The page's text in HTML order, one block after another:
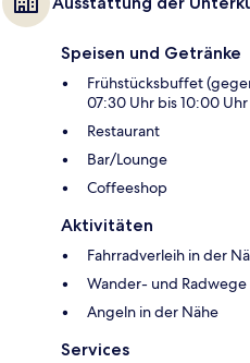
Speisen und Getränke
Frühstücksbuffet
07:30 Uhr bis 10:00 Uhr
Restaurant
Bar/Lounge
Coffeeshop
Aktivitäten
Fahrradverleih in der
Wander- und
Angeln in der Nähe
Services